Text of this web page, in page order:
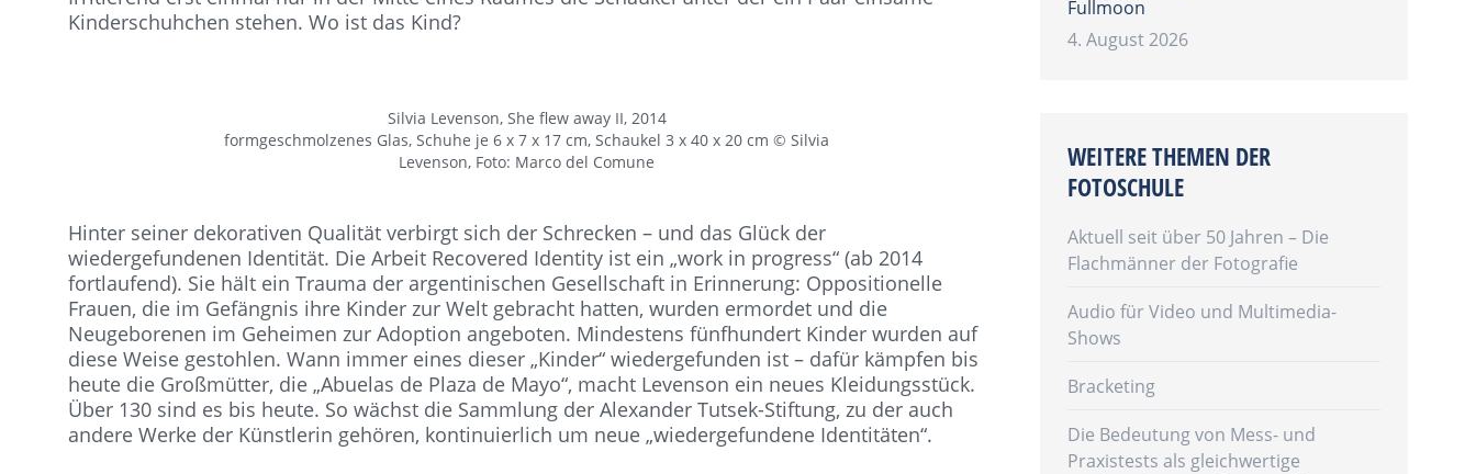
Kinderschuhchen stehen. Wo ist das Kind?
Silvia Levenson, She flew away II, 2014
formgeschmolzenes Glas, Schuhe je 6 x 7 x 17 cm, Schaukel 3 x 40 x 20 cm © Silvia
Levenson, Foto: Marco del Comune
Hinter seiner dekorativen Qualität verbirgt sich der Schrecken – und das Glück der
wiedergefundenen Identität. Die Arbeit Recovered Identity ist ein „work in progress“ (ab 2014
fortlaufend). Sie hält ein Trauma der argentinischen Gesellschaft in Erinnerung: Oppositionelle
Frauen, die im Gefängnis ihre Kinder zur Welt gebracht hatten, wurden ermordet und die
Neugeborenen im Geheimen zur Adoption angeboten. Mindestens fünfhundert Kinder wurden auf
diese Weise gestohlen. Wann immer eines dieser „Kinder“ wiedergefunden ist – dafür kämpfen bis
heute die Großmütter, die „Abuelas de Plaza de Mayo“, macht Levenson ein neues Kleidungsstück.
Über 130 sind es bis heute. So wächst die Sammlung der Alexander Tutsek-Stiftung, zu der auch
andere Werke der Künstlerin gehören, kontinuierlich um neue „wiedergefundene Identitäten“.
Fullmoon
4. August 2026
WEITERE THEMEN DER
FOTOSCHULE
Aktuell seit über 50 Jahren – Die
Flachmänner der Fotografie
Audio für Video und Multimedia-
Shows
Bracketing
Die Bedeutung von Mess- und
Praxistests als gleichwertige